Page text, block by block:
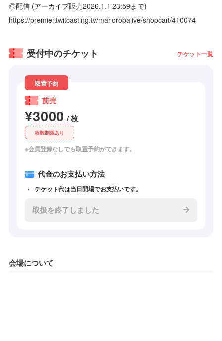
◎配信 (アーカイブ販売2026.1.1 23:59まで)
https://premier.twitcasting.tv/mahorobalive/shopcart/410074
受付中のチケット チケット一覧
取置予約
前売
¥3000 / 枚
枚数制限あり
※会員登録なしでも取置予約ができます。
代金のお支払い方法
チケット代は当日開場でお支払いです。
取扱を終了しました
会場について